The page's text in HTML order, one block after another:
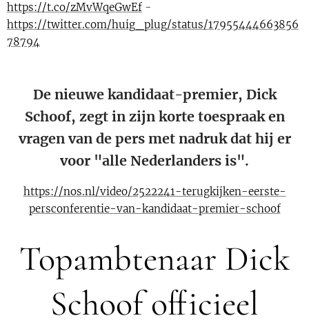
https://t.co/zMvWqeGwEf-
https://twitter.com/huig_plug/status/17955444663856
78794
De nieuwe kandidaat-premier, Dick
Schoof, zegt in zijn korte toespraak en
vragen van de pers met nadruk dat hij er
voor "alle Nederlanders is".
https://nos.nl/video/2522241-terugkijken-eerste-
persconferentie-van-kandidaat-premier-schoof
Topambtenaar Dick
Schoof officieel